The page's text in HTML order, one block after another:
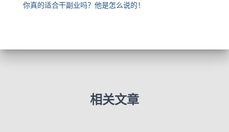
你真的适合干副业吗？他是怎么说的！
相关文章